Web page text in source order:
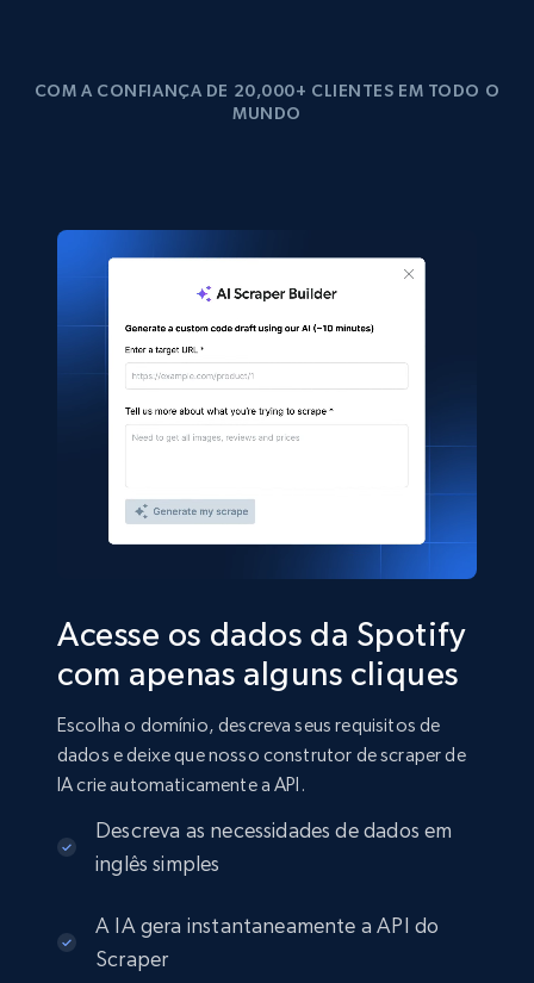
COM A CONFIANÇA DE 20,000+ CLIENTES EM TODO O
MUNDO
Acesse os dados da Spotify
com apenas alguns cliques
Escolha o domínio, descreva seus requisitos de
dados e deixe que nosso construtor de scraper de
IA crie automaticamente a API.
Descreva as necessidades de dados em
inglês simples
A IA gera instantaneamente a API do
Scraper